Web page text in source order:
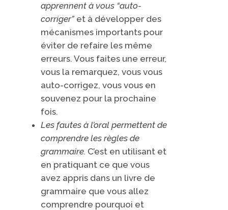
apprennent à vous “auto-
corriger”et à développer des
mécanismes importants pour
éviter de refaire les même
erreurs. Vous faites une erreur,
vous la remarquez, vous vous
auto-corrigez, vous vous en
souvenez pour la prochaine
fois.
Les fautes à l’oral permettent de
comprendre les règles de
grammaire. C’est en utilisant et
en pratiquant ce que vous
avez appris dans un livre de
grammaire que vous allez
comprendre pourquoi et